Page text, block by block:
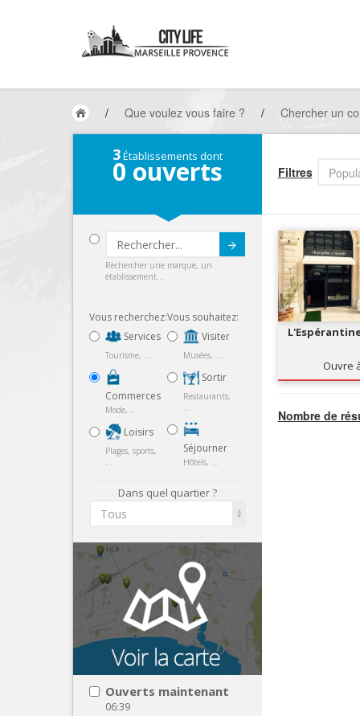
/ Que voulez vous faire ? / Chercher un
3Établissements dont
0 ouverts
Submit
Rechercher une marque, un
établissement...
Vous recherchez:
Services
Tourisme, ...
Commerces
Mode, ...
Loisirs
Plages, sports,
...
Vous souhaitez:
Visiter
Musées, ...
Sortir
Restaurants,
...
Séjourner
Hôtels, ...
Dans quel quartier ?
Tous
Ouverts maintenant
06:39
Filtres
Ouvre
Nombre de